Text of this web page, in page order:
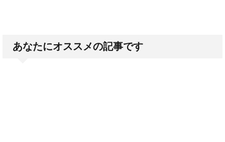
あなたにオススメの記事です